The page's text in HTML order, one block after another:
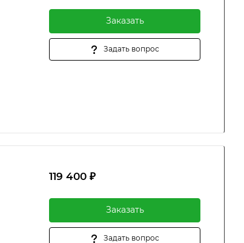
Заказать
Задать вопрос
119 400 ₽
Заказать
Задать вопрос